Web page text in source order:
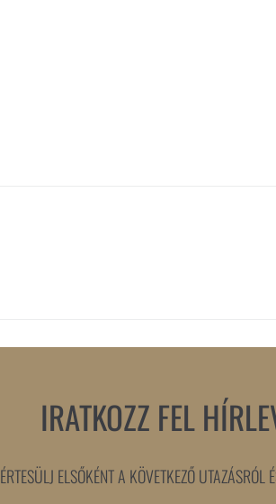
IRATKOZZ FEL
ÉRTESÜLJ ELSŐKÉNT A KÖVETKEZŐ UTAZÁSRÓL